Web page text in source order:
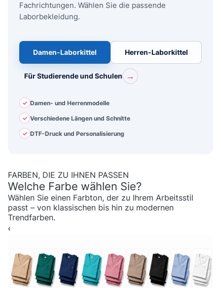
Fachrichtungen. Wählen Sie die passende
Laborbekleidung.
Damen-Laborkittel Herren-Laborkittel
Für Studierende und Schulen →
✓ Damen- und Herrenmodelle
✓ Verschiedene Längen und Schnitte
✓ DTF-Druck und Personalisierung
FARBEN, DIE ZU IHNEN PASSEN
Welche Farbe wählen Sie?
Wählen Sie einen Farbton, der zu Ihrem Arbeitsstil
passt – von klassischen bis hin zu modernen
Trendfarben.
‹